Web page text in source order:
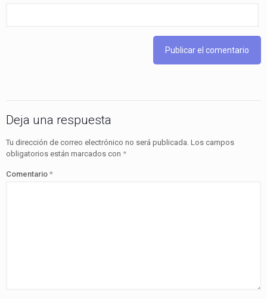
Deja una respuesta
Tu dirección de correo electrónico no será publicada. Los campos
obligatorios están marcados con *
Comentario *